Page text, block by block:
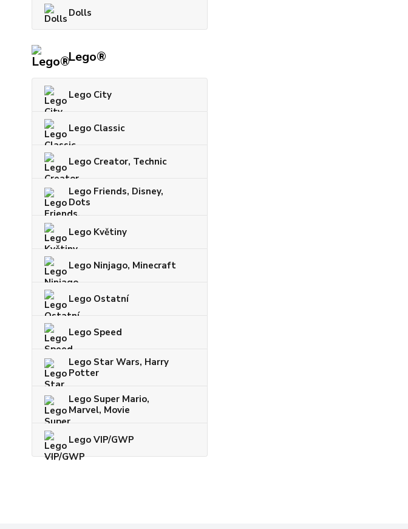
Dolls
Lego®
Lego City
Lego Classic
Lego Creator, Technic
Lego Friends, Disney,
Dots
Lego Květiny
Lego Ninjago, Minecraft
Lego Ostatní
Lego Speed
Lego Star Wars, Harry
Potter
Lego Super Mario,
Marvel, Movie
Lego VIP/GWP